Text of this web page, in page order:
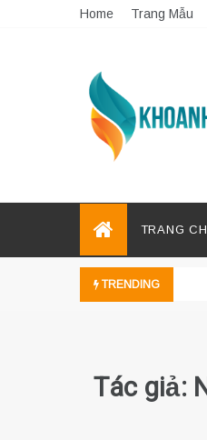
Home Trang Mẫu
TRANG
TRENDING
Tác giả: